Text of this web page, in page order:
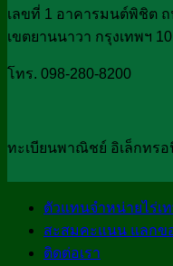
เลขที่ 1 อาคารมนต์พิชิต
เขตยานนาวา กรุงเทพฯ
โทร. 098-280-8200
ทะเบียนพาณิชย์ อิเล็กทรอ
ตัวแทนจำหน่ายไร่เ
สะสมคะแนน แลกข
ติดต่อเรา